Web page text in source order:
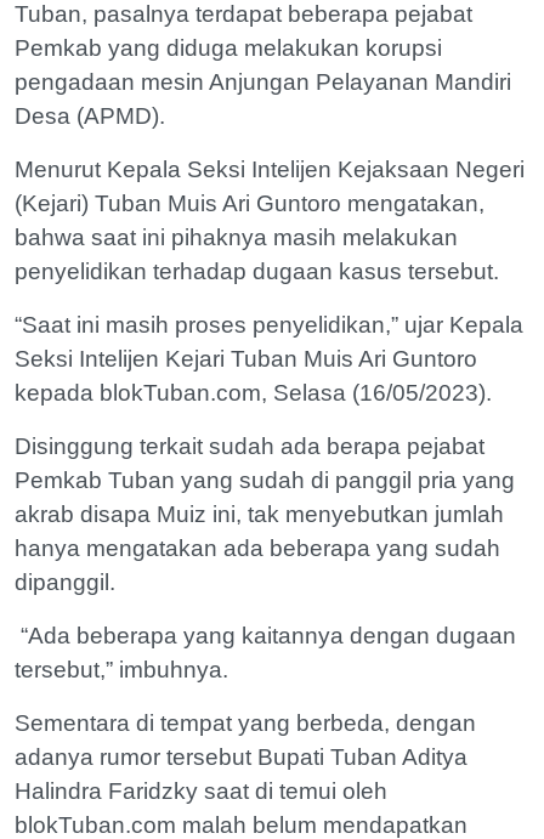
Tuban, pasalnya terdapat beberapa pejabat
Pemkab yang diduga melakukan korupsi
pengadaan mesin Anjungan Pelayanan Mandiri
Desa (APMD).
Menurut Kepala Seksi Intelijen Kejaksaan Negeri
(Kejari) Tuban Muis Ari Guntoro mengatakan,
bahwa saat ini pihaknya masih melakukan
penyelidikan terhadap dugaan kasus tersebut.
“Saat ini masih proses penyelidikan,” ujar Kepala
Seksi Intelijen Kejari Tuban Muis Ari Guntoro
kepada blokTuban.com, Selasa (16/05/2023).
Disinggung terkait sudah ada berapa pejabat
Pemkab Tuban yang sudah di panggil pria yang
akrab disapa Muiz ini, tak menyebutkan jumlah
hanya mengatakan ada beberapa yang sudah
dipanggil.
“Ada beberapa yang kaitannya dengan dugaan
tersebut,” imbuhnya.
Sementara di tempat yang berbeda, dengan
adanya rumor tersebut Bupati Tuban Aditya
Halindra Faridzky saat di temui oleh
blokTuban.com malah belum mendapatkan